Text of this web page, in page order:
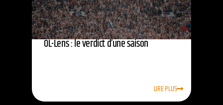
OL-Lens : le verdict d’une saison
LIRE PLUS